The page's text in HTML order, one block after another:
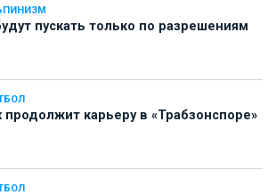
пускать только по разрешениям
карьеру в «Трабзонспоре»